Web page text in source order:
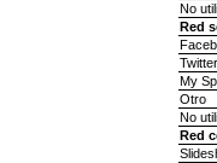
No
Red
Twitter
My
Otro
No
Red